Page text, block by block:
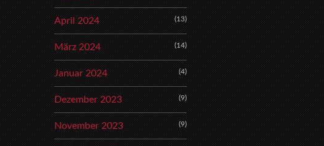
April 2024 (13)
März 2024 (14)
Januar 2024 (4)
Dezember 2023 (9)
November 2023 (9)